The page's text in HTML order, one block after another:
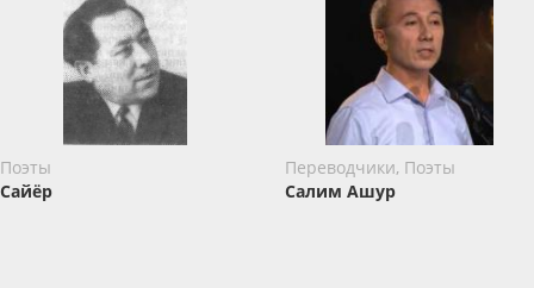
Поэты
Сайёр
Переводчики, Поэты
Салим Ашур